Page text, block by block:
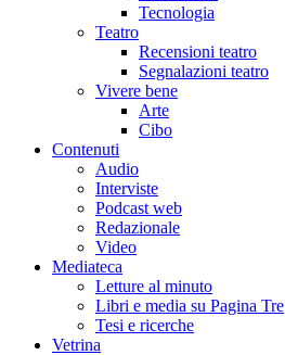
Tecnologia
Teatro
Recensioni teatro
Segnalazioni teatro
Vivere bene
Arte
Cibo
Contenuti
Audio
Interviste
Podcast web
Redazionale
Video
Mediateca
Letture al minuto
Libri e media su Pagina Tre
Tesi e ricerche
Vetrina